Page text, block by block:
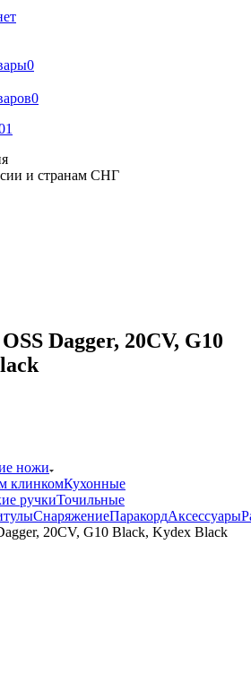
0
0
и странам СНГ
Dagger, 20CV, G10
ножи
клинкомКухонные
ручкиТочильные
СнаряжениеПаракордАксессуары
20CV, G10 Black, Kydex Black